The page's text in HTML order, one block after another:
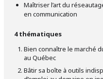
Maîtriser l’art du
en communication
4 thématiques
Bien connaître le marché
au Québec
Bâtir sa boîte à outils